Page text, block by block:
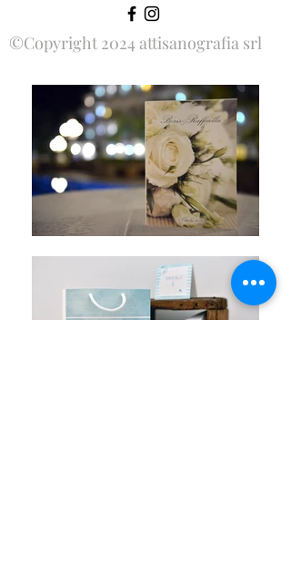
©Copyright 2024 attisanografia srl